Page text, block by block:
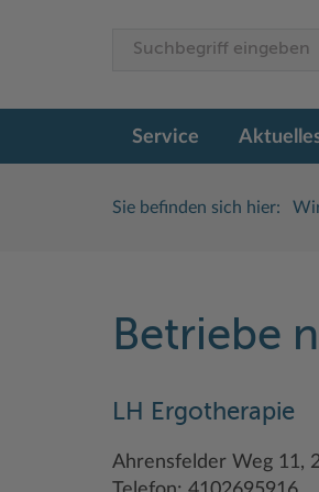
Service
Sie befinden sich hier:
Betriebe
LH Ergotherapie
Ahrensfelder Weg 11,